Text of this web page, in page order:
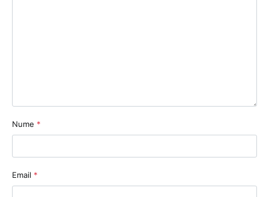
Nume *
Email *